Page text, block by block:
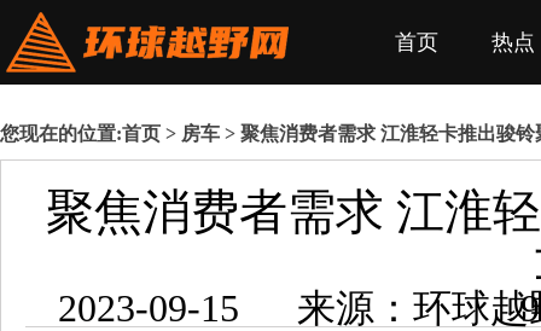
首页 热点
您现在的位置:首页 > 房车 > 聚焦消费者需求 江淮轻卡推出骏
聚焦消费者需求 江淮
2023-09-